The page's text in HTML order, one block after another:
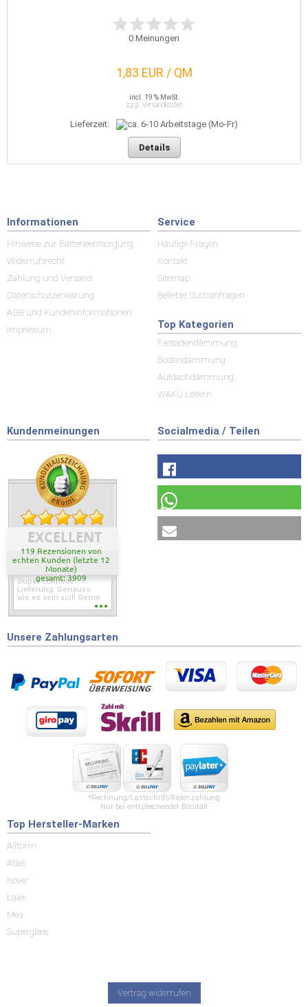
0 Meinungen
1,83 EUR / QM
incl. 19 % MwSt.
zzgl. Versandkosten
Lieferzeit:
Details
Informationen
Hinweise zur Batterieentsorgung
Widerrufsrecht
Zahlung und Versand
Datenschutzerklärung
AGB und Kundeninformationen
Impressum
Service
Häufige Fragen
Kontakt
Sitemap
Beliebte Suchanfragen
Top Kategorien
Fassadendämmung
Bodendämmung
Aufdachdämmung
WAKÜ Leitern
Kundenmeinungen
EXCELLENT
119 Rezensionen von
echten Kunden (letzte 12
Monate)
gesamt: 3909
Super schnelle
Lieferung. Genauso
wie es sein soll! Gerne
wieder wenn ich was
Socialmedia / Teilen
Unsere Zahlungsarten
*Rechnung/Lastschrift/Ratenzahlung
Nur bei entsprechender Bonität!
Top Hersteller-Marken
Allform
Atlas
Isover
Laier
Mea
Superglass
Vertrag widerrufen